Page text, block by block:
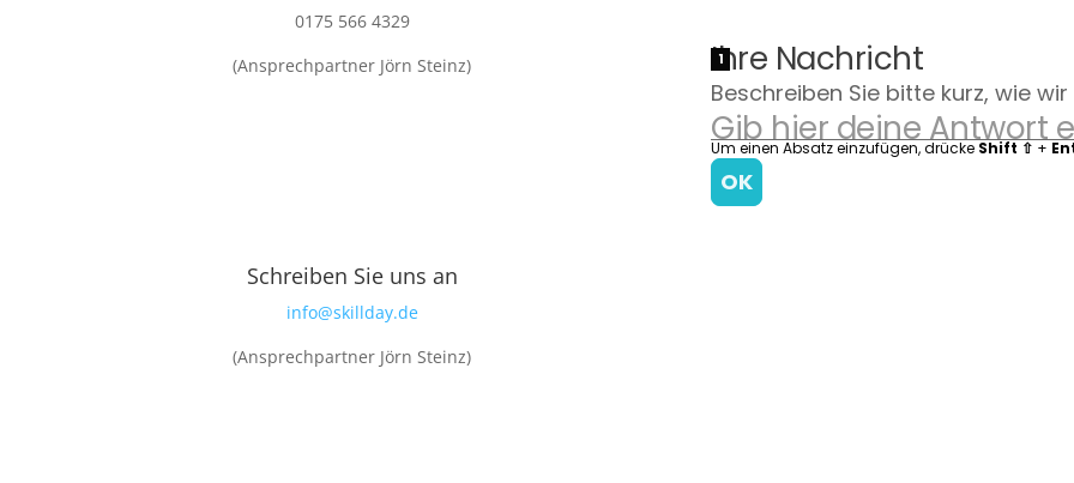
0175 566 4329
(Ansprechpartner Jörn Steinz)
Schreiben Sie uns an
info@skillday.de
(Ansprechpartner Jörn Steinz)